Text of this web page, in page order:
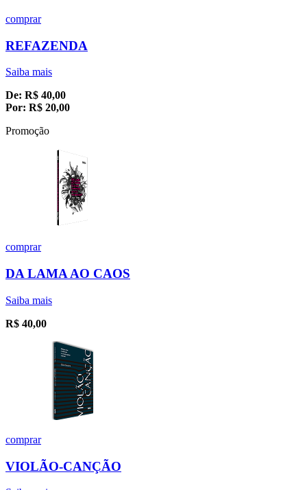
comprar
REFAZENDA
Saiba mais
De: R$ 40,00
Por: R$ 20,00
Promoção
comprar
DA LAMA AO CAOS
Saiba mais
R$ 40,00
comprar
VIOLÃO-CANÇÃO